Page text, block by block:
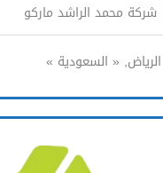
شركة محمد الراشد ماركو
الرياض, « السعودية »